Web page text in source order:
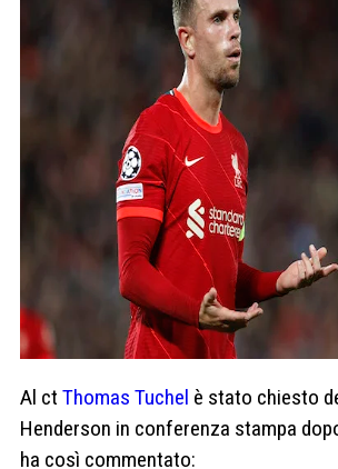
Al ct Thomas Tuchel è stato chiesto
Henderson in conferenza stampa
ha così commentato: